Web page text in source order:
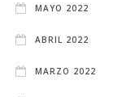
MAYO 2022
ABRIL 2022
MARZO 2022